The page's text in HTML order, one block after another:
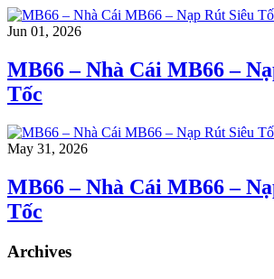
Jun 01, 2026
MB66 – Nhà Cái MB66 –
Tốc
May 31, 2026
MB66 – Nhà Cái MB66 –
Tốc
Archives